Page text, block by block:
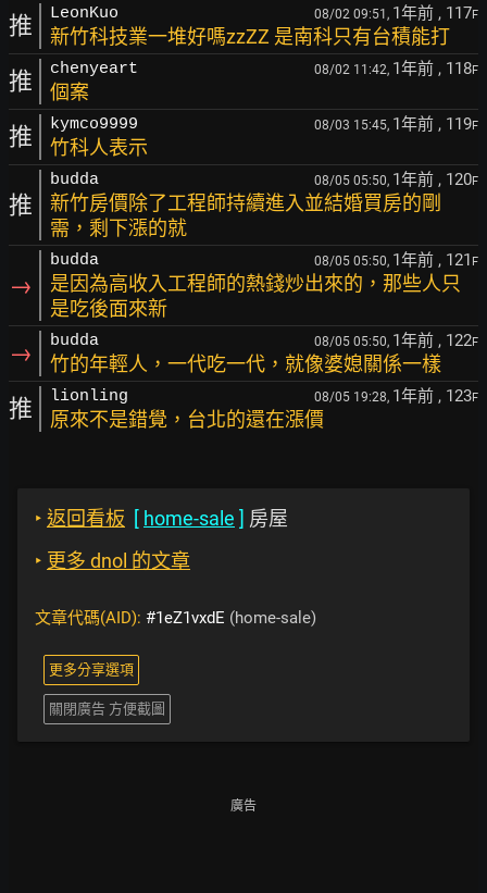
推 LeonKuo 08/02 09:51, 1年前 , 117F
新竹科技業一堆好嗎zzZZ 是南科只有台積能打
推 chenyeart 08/02 11:42, 1年前 , 118F
個案
推 kymco9999 08/03 15:45, 1年前 , 119F
竹科人表示
推
budda 08/05 05:50, 1年前 , 120F
新竹房價除了工程師持續進入並結婚買房的剛
需，剩下漲的就
→
budda 08/05 05:50, 1年前 , 121 F
是因為高收入工程師的熱錢炒出來的，那些人只
是吃後面來新
→ budda 08/05 05:50, 1年前 , 122F
竹的年輕人，一代吃一代，就像婆媳關係一樣
推 lionling 08/05 19:28, 1年前 , 123F
原來不是錯覺，台北的還在漲價
‣ 返回看板 [ home-sale ] 房屋
‣ 更多 dnol 的文章
文章代碼(AID): #1eZ1vxdE (home-sale)
更多分享選項
關閉廣告 方便截圖
廣告